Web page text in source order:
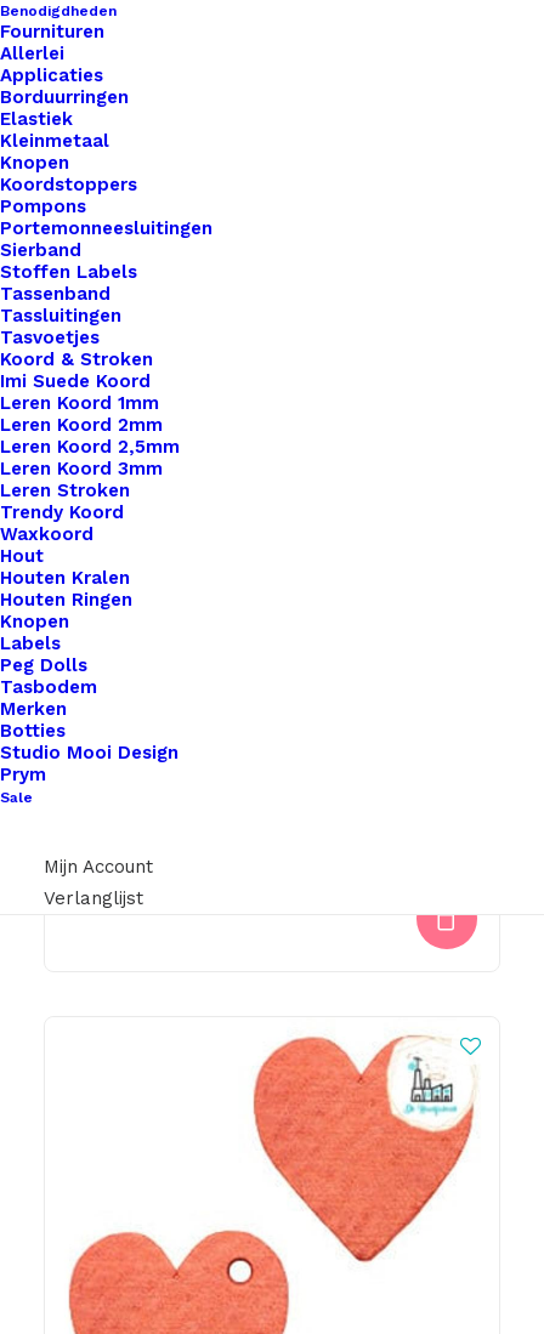
Benodigdheden
Fournituren
Allerlei
Applicaties
Borduurringen
Elastiek
Kleinmetaal
Knopen
Koordstoppers
Pompons
Portemonneesluitingen
Sierband
Stoffen Labels
Tassenband
Tassluitingen
Tasvoetjes
Koord & Stroken
Imi Suede Koord
Leren Koord 1mm
Leren Koord 2mm
Leren Koord 2,5mm
Leren Koord 3mm
Leren Stroken
Trendy Koord
Waxkoord
Hout
Houten Kralen
Houten Ringen
Knopen
Labels
Peg Dolls
Tasbodem
Merken
Botties
Studio Mooi Design
Prym
Sale
Mijn Account
Verlanglijst
Overzicht
Nog meer leuks!
€ 2,95